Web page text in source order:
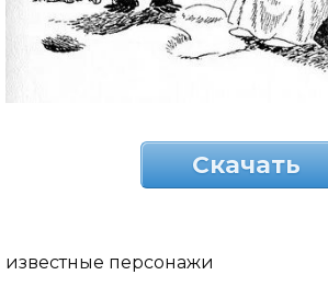
Скачать
известные персонажи